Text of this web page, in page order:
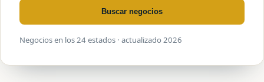
Buscar negocios
Negocios en los 24 estados · actualizado 2026